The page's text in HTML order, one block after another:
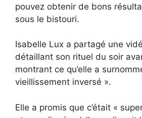
pouvez obtenir de bons
sous le bistouri.
Isabelle Lux a partagé une
détaillant son rituel du soir
montrant ce qu’elle a
vieillissement inversé ».
Elle a promis que c’était «